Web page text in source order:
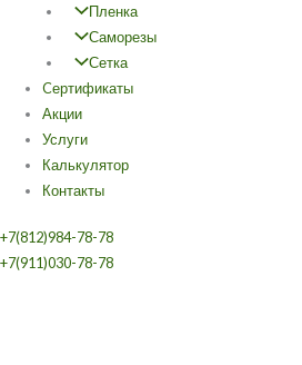
Пленка
Саморезы
Сетка
Cертификаты
Акции
Услуги
Калькулятор
Контакты
+7(812)984-78-78
+7(911)030-78-78